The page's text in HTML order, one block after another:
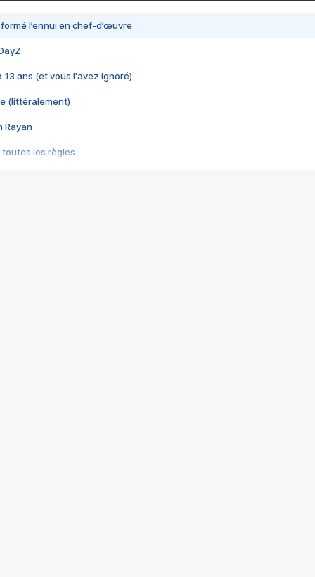
l’ennui en chef-d’œuvre
13 ans (et vous l'avez ignoré)
(littéralement)
Rayan
toutes les règles